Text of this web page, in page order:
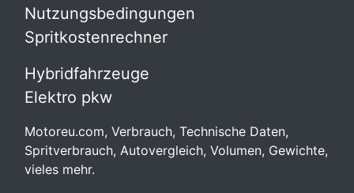
Nutzungsbedingungen
Spritkostenrechner
Hybridfahrzeuge
Elektro pkw
Motoreu.com, Verbrauch, Technische Daten,
Spritverbrauch, Autovergleich, Volumen, Gewichte,
vieles mehr.